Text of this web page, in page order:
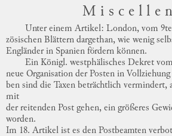
Unter einem Artikel: London, vom
zösischen Blättern dargethan, wie wenig
Engländer in Spanien fördern können.
Ein Königl. westphälisches Dekret
neue Organisation der Posten in Vollziehung
ben sind die Taxen beträchtlich vermindert,
mit
der reitenden Post gehen, ein größeres
worden.
Im 18. Artikel ist es den Postbeamten